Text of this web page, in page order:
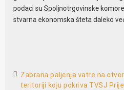
podaci su Spoljnotrgovinske
stvarna ekonomska šteta daleko
Zabrana paljenja vatre na
teritoriji koju pokriva TVSJ